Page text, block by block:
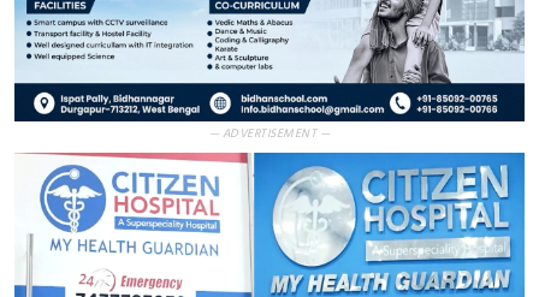
— ADVERTISEMENT —